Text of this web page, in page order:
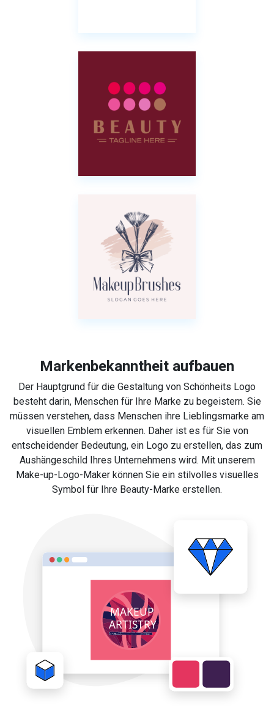
Markenbekanntheit aufbauen
Der Hauptgrund für die Gestaltung von Schönheits Logo
besteht darin, Menschen für Ihre Marke zu begeistern. Sie
müssen verstehen, dass Menschen ihre Lieblingsmarke am
visuellen Emblem erkennen. Daher ist es für Sie von
entscheidender Bedeutung, ein Logo zu erstellen, das zum
Aushängeschild Ihres Unternehmens wird. Mit unserem
Make-up-Logo-Maker können Sie ein stilvolles visuelles
Symbol für Ihre Beauty-Marke erstellen.